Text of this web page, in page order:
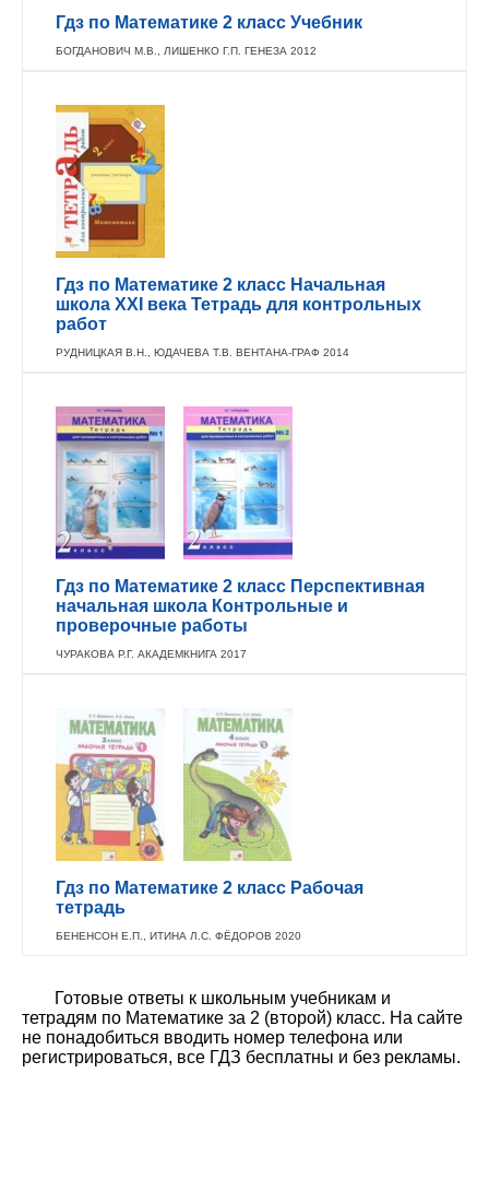
Гдз по Математике 2 класс Учебник
БОГДАНОВИЧ М.В., ЛИШЕНКО Г.П. ГЕНЕЗА 2012
Гдз по Математике 2 класс Начальная
школа XXI века Тетрадь для контрольных
работ
РУДНИЦКАЯ В.Н., ЮДАЧЕВА Т.В. ВЕНТАНА-ГРАФ 2014
Гдз по Математике 2 класс Перспективная
начальная школа Контрольные и
проверочные работы
ЧУРАКОВА Р.Г. АКАДЕМКНИГА 2017
Гдз по Математике 2 класс Рабочая
тетрадь
БЕНЕНСОН Е.П., ИТИНА Л.С. ФЁДОРОВ 2020
Готовые ответы к школьным учебникам и
тетрадям по Математике за 2 (второй) класс. На сайте
не понадобиться вводить номер телефона или
регистрироваться, все ГДЗ бесплатны и без рекламы.